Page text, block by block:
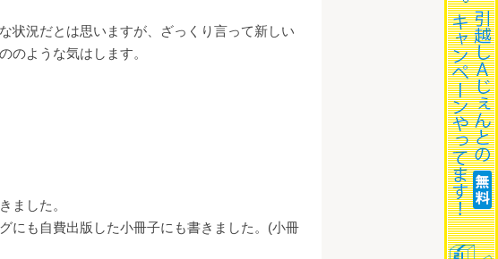
状況だとは思いますが、ざっくり言って新しい
のような気はします。
ました。
にも自費出版した小冊子にも書きました。(小冊